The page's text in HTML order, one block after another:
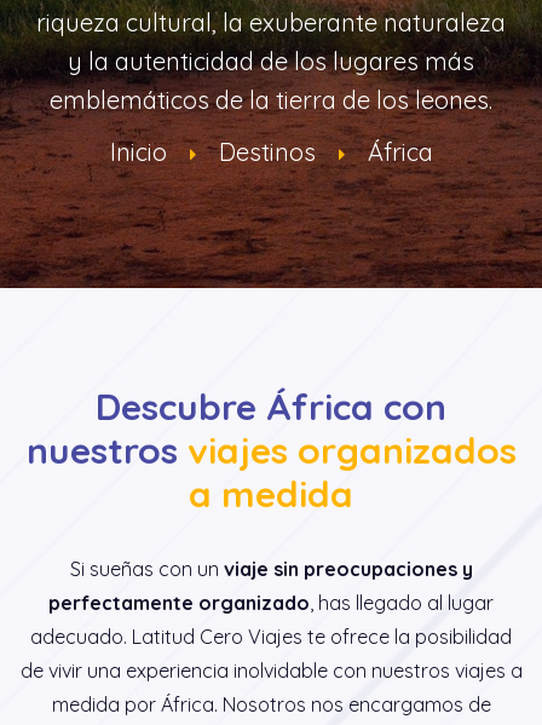
riqueza cultural, la exuberante naturaleza
y la autenticidad de los lugares más
emblemáticos de la tierra de los leones.
Inicio
Destinos África
Descubre África con
nuestros viajes organizados
a medida
Si sueñas con un viaje sin preocupaciones y
perfectamente organizado, has llegado al lugar
adecuado. Latitud Cero Viajes te ofrece la posibilidad
de vivir una experiencia inolvidable con nuestros viajes a
medida por África. Nosotros nos encargamos de